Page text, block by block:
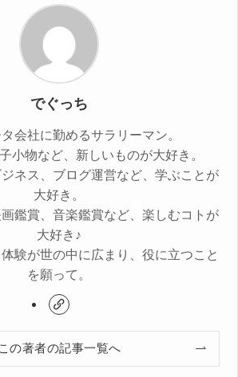
でぐっち
会社に勤めるサラリーマン。
小物など、新しいものが大好き。
ネス、ブログ運営など、学ぶことが
大好き。
鑑賞、音楽鑑賞など、楽しむコトが
大好き♪
験が世の中に広まり、役に立つこと
を願って。
この著者の記事一覧へ